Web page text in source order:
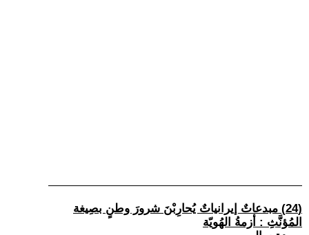
(24) مبدعاتٌ إيرانياتٌ يُحارِبْنَ شرورَ وطنٍ بصِيغة
المُؤنَّثِ : أزمةُ الهُويّة